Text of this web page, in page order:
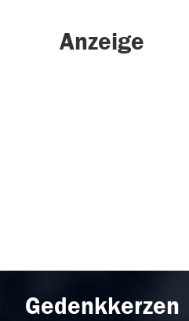
Anzeige
Gedenkkerzen